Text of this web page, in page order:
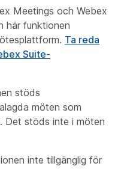
Meetings och Webex
här funktionen
Ta reda
Suite-
stöds
möten som
Det stöds inte i möten
inte tillgänglig för